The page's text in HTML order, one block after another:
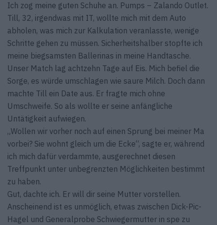
Ich zog meine guten Schuhe an. Pumps – Zalando Outlet.
Till, 32, irgendwas mit IT, wollte mich mit dem Auto
abholen, was mich zur Kalkulation veranlasste, wenige
Schritte gehen zu müssen. Sicherheitshalber stopfte ich
meine biegsamsten Ballerinas in meine Handtasche.
Unser Match lag achtzehn Tage auf Eis. Mich befiel die
Sorge, es würde umschlagen wie saure Milch. Doch dann
machte Till ein Date aus. Er fragte mich ohne
Umschweife. So als wollte er seine anfängliche
Untätigkeit aufwiegen.
„Wollen wir vorher noch auf einen Sprung bei meiner Ma
vorbei? Sie wohnt gleich um die Ecke“, sagte er, während
ich mich dafür verdammte, ausgerechnet diesen
Treffpunkt unter unbegrenzten Möglichkeiten bestimmt
zu haben.
Gut, dachte ich. Er will dir seine Mutter vorstellen.
Anscheinend ist es unmöglich, etwas zwischen Dick-Pic-
Hagel und Generalprobe Schwiegermutter in spe zu